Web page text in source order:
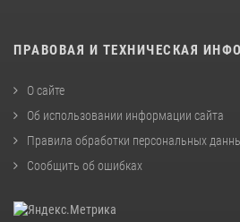
ПРАВОВАЯ И ТЕХНИЧЕСКАЯ
О сайте
Об использовании информации сайта
Правила обработки персональных
Сообщить об ошибках